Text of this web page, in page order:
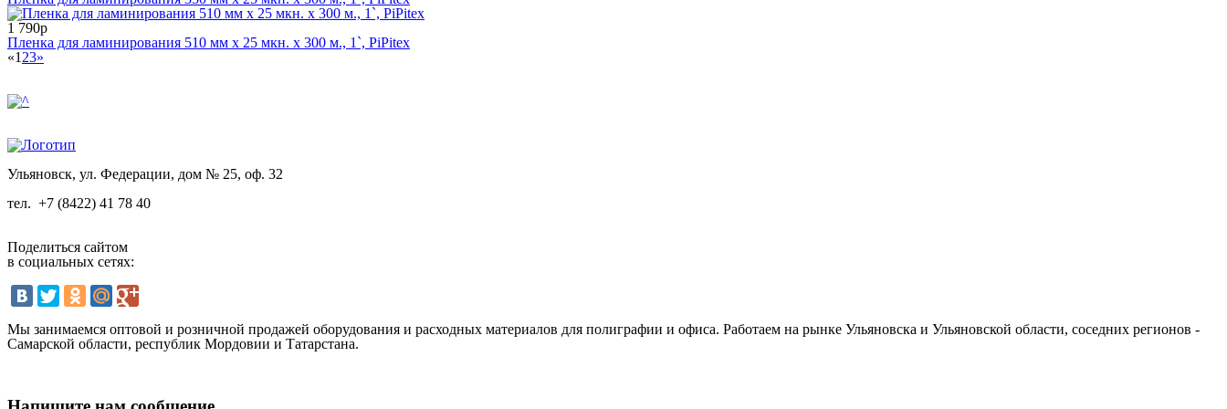
1 790р
Пленка для ламинирования 510 мм x 25 мкн. x 300 м., 1`, PiPitex
«1 23»
Ульяновск, ул. Федерации, дом № 25, оф. 32
тел. +7 (8422) 41 78 40
Поделиться сайтом
в социальных сетях:
Мы занимаемся оптовой и розничной продажей оборудования и расходных материалов для полиграфии и офиса. Работаем на рынке Ульяновска и Ульяновской области, соседних регионов -
Самарской области, республик Мордовии и Татарстана.